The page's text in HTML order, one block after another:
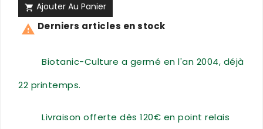
 Ajouter Au Panier
 Derniers articles en stock
Biotanic-Culture a germé en l'an 2004, déjà
22 printemps.
Livraison offerte dès 120€ en point relais